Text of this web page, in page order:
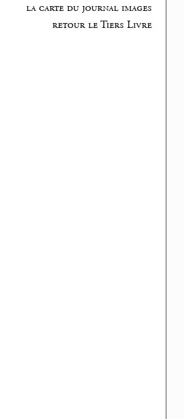
la carte du journal images
retour le Tiers Livre